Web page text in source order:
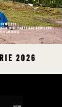
2025
DI PAUSA DAL SENTIERO
D'AMERICA
2026